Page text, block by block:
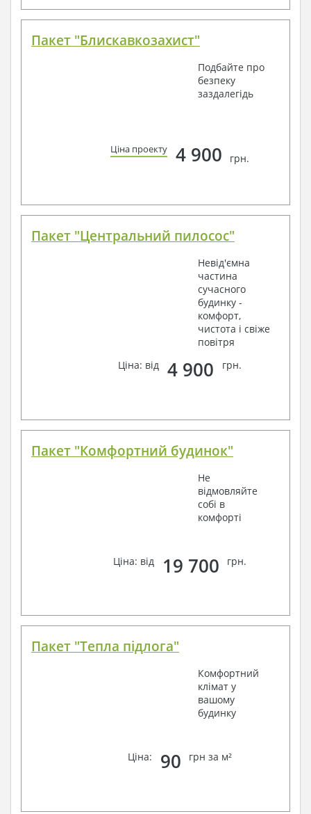
Пакет "Блискавкозахист"
Подбайте про
безпеку
заздалегідь
Ціна проекту 4 900 грн.
Пакет "Центральний пилосос"
Невід'ємна
частина
сучасного
будинку -
комфорт,
чистота і свіже
повітря
Ціна: від
4 900 грн.
Пакет "Комфортний будинок"
Не
відмовляйте
собі в
комфорті
Ціна: від 19 700 грн.
Пакет "Тепла підлога"
Комфортний
клімат у
вашому
будинку
Ціна: 90 грн за м²